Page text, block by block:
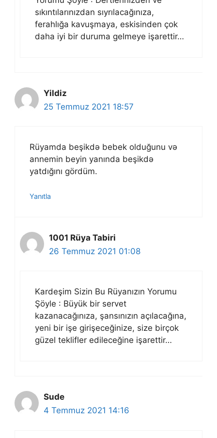
sıkıntılarınızdan sıyrılacağınıza,
ferahlığa kavuşmaya, eskisinden çok
daha iyi bir duruma gelmeye işarettir…
Yildiz
25 Temmuz 2021 18:57
Rüyamda beşikdə bebek olduğunu və
annemin beyin yanında beşikdə
yatdığını gördüm.
Yanıtla
1001 Rüya Tabiri
26 Temmuz 2021 01:08
Kardeşim Sizin Bu Rüyanızın Yorumu
Şöyle : Büyük bir servet
kazanacağınıza, şansınızın açılacağına,
yeni bir işe girişeceğinize, size birçok
güzel teklifler edileceğine işarettir…
Sude
4 Temmuz 2021 14:16